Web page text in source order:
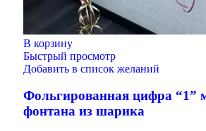
В корзину
Быстрый просмотр
Добавить в список желаний
Фольгированная цифра “1”
фонтана из шарика